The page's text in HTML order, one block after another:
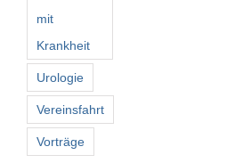
mit
Krankheit
Urologie
Vereinsfahrt
Vorträge